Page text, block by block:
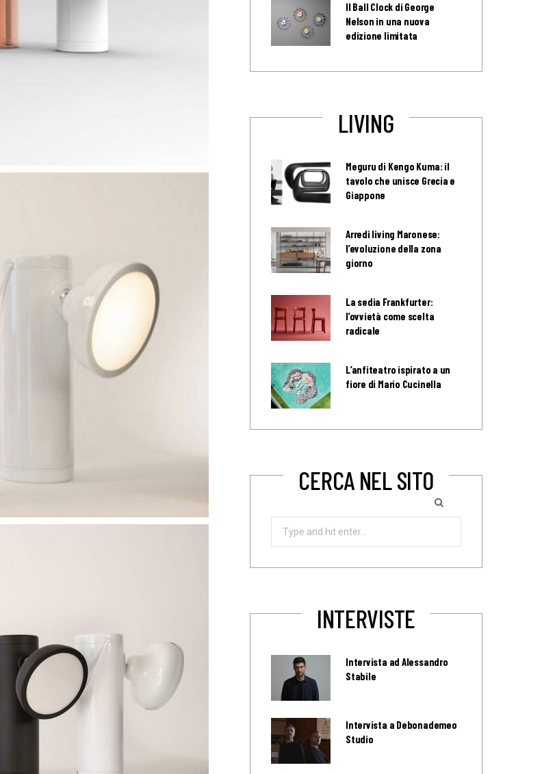
Il Ball Clock di George
Nelson in una nuova
edizione limitata
LIVING
Meguru di Kengo Kuma: il
tavolo che unisce Grecia e
Giappone
Arredi living Maronese:
l’evoluzione della zona
giorno
La sedia Frankfurter:
l’ovvietà come scelta
radicale
L’anfiteatro ispirato a un
fiore di Mario Cucinella
CERCA NEL SITO
Search
INTERVISTE
Intervista ad Alessandro
Stabile
Intervista a Debonademeo
Studio